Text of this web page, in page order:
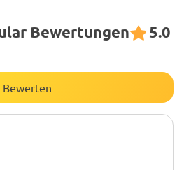
Bewertungen 5.0
Bewerten